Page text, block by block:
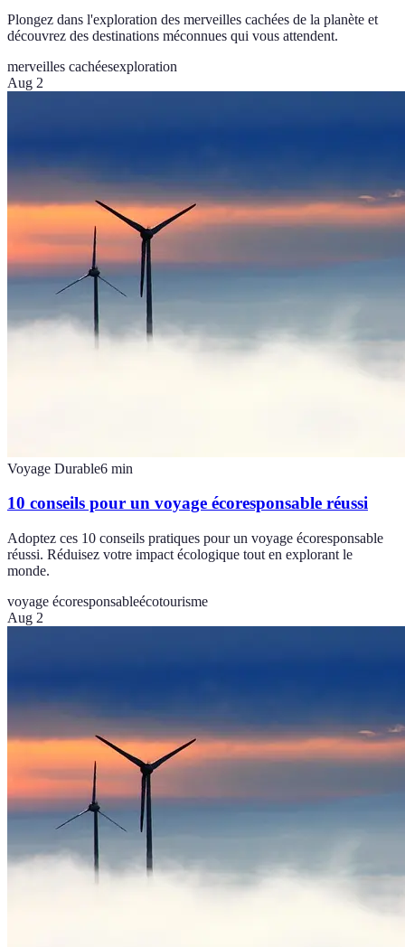
Plongez dans l'exploration des merveilles cachées de la planète et
découvrez des destinations méconnues qui vous attendent.
merveilles cachéesexploration
Aug 2
Voyage Durable6 min
10 conseils pour un voyage écoresponsable réussi
Adoptez ces 10 conseils pratiques pour un voyage écoresponsable
réussi. Réduisez votre impact écologique tout en explorant le
monde.
voyage écoresponsableécotourisme
Aug 2